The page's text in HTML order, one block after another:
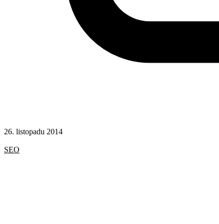
26. listopadu 2014
SEO